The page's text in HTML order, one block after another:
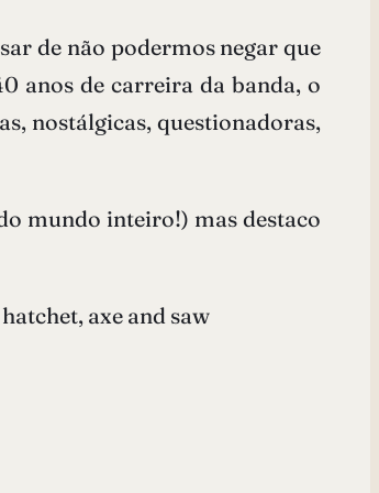
de não podermos negar que
anos de carreira da banda, o
nostálgicas, questionadoras,
mundo inteiro!) mas destaco
axe and saw